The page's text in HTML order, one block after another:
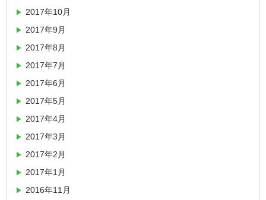
2017年10月
2017年9月
2017年8月
2017年7月
2017年6月
2017年5月
2017年4月
2017年3月
2017年2月
2017年1月
2016年11月